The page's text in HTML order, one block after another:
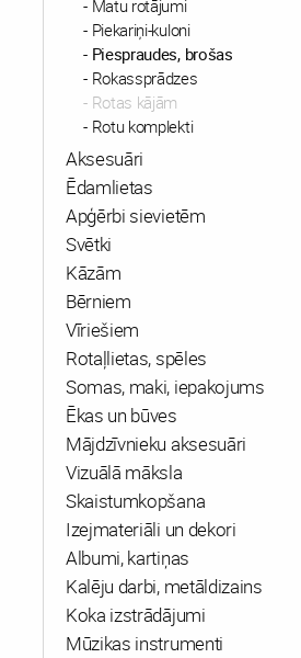
Matu rotājumi
Piekariņi-kuloni
Piespraudes, brošas
Rokassprādzes
Rotas kājām
Rotu komplekti
Aksesuāri
Ēdamlietas
Apģērbi sievietēm
Svētki
Kāzām
Bērniem
Vīriešiem
Rotaļlietas, spēles
Somas, maki, iepakojums
Ēkas un būves
Mājdzīvnieku aksesuāri
Vizuālā māksla
Skaistumkopšana
Izejmateriāli un dekori
Albumi, kartiņas
Kalēju darbi, metāldizains
Koka izstrādājumi
Mūzikas instrumenti